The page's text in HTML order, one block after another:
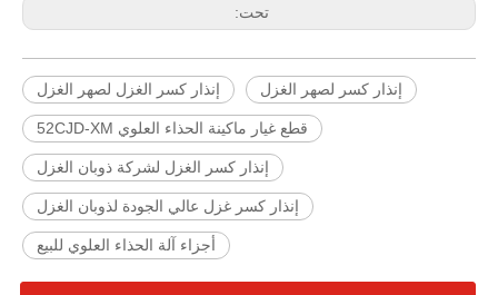
تحت:
إنذار كسر الغزل لصهر الغزل إنذار كسر لصهر الغزل
قطع غيار ماكينة الحذاء العلوي 52CJD-XM
إنذار كسر الغزل لشركة ذوبان الغزل
إنذار كسر غزل عالي الجودة لذوبان الغزل
أجزاء آلة الحذاء العلوي للبيع